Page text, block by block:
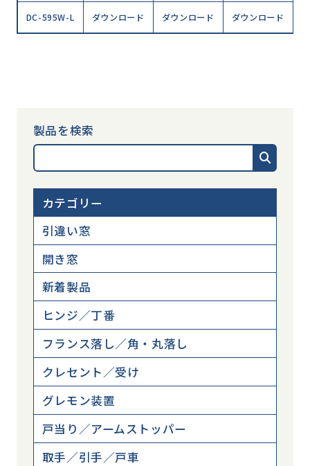
DC-595W-L ダウンロード ダウンロード ダウンロード
製品を検索
カテゴリー
引違い窓
開き窓
新着製品
ヒンジ／丁番
フランス落し／角・丸落し
クレセント／受け
グレモン装置
戸当り／アームストッパー
取手／引手／戸車